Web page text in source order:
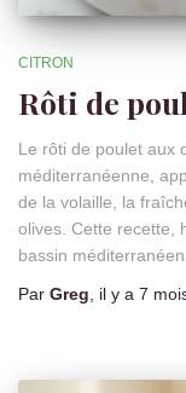
CITRON
Rôti de
Le rôti de poulet aux
méditerranéenne,
de la volaille, la
olives. Cette recette,
bassin
Par Greg , il y a 7